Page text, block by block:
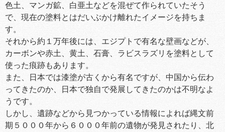
色土、マンガ鉱、白亜土などを混ぜて作られていたそう
で、現在の塗料とはだいぶかけ離れたイメージを持ちま
す。
それから約１万年後には、エジプトで有名な壁画などが、
カーボンや赤土、黄土、石膏、ラビスラズリを塗料として
使った痕跡もあります。
また、日本では漆塗が古くから有名ですが、中国から伝わ
ってきたのか、日本で独自で発展してきたのかは不明なよ
うです。
しかし、遺跡などから見つかっている情報によれば縄文前
期５０００年から６０００年前の遺物が発見されたり、北